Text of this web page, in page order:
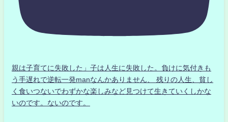
親は子育てに失敗した」子は人生に失敗した。負けに気付きも
う手遅れで逆転一発manなんかありません、 残りの人生、貧し
く食いつないでわずかな楽しみなど見つけて生きていくしかな
いのです。ないのです。